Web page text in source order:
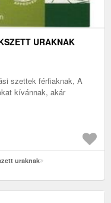
URAKNAK
szettek férfiaknak, A
kívánnak, akár
uraknak